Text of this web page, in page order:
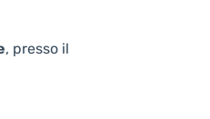
, presso il